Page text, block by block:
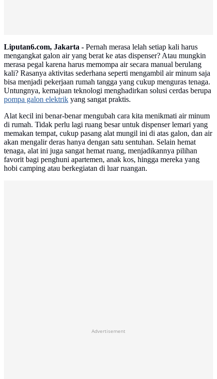
Liputan6.com, Jakarta - Pernah merasa lelah setiap kali harus
mengangkat galon air yang berat ke atas dispenser? Atau mungkin
merasa pegal karena harus memompa air secara manual berulang
kali? Rasanya aktivitas sederhana seperti mengambil air minum saja
bisa menjadi pekerjaan rumah tangga yang cukup menguras tenaga.
Untungnya, kemajuan teknologi menghadirkan solusi cerdas berupa
pompa galon elektrik yang sangat praktis.
Alat kecil ini benar-benar mengubah cara kita menikmati air minum
di rumah. Tidak perlu lagi ruang besar untuk dispenser lemari yang
memakan tempat, cukup pasang alat mungil ini di atas galon, dan air
akan mengalir deras hanya dengan satu sentuhan. Selain hemat
tenaga, alat ini juga sangat hemat ruang, menjadikannya pilihan
favorit bagi penghuni apartemen, anak kos, hingga mereka yang
hobi camping atau berkegiatan di luar ruangan.
Advertisement